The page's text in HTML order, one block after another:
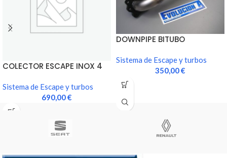
COLECTOR ESCAPE INOX 4
Sistema de Escape y turbos
690,00€
DOWNPIPE BITUBO
Sistema de Escape y turbos
350,00€